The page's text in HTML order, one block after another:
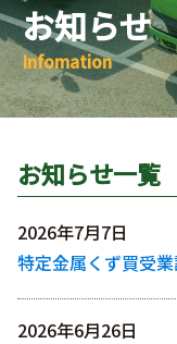
お知らせ
Infomation
お知らせ一覧
2026年7月7日
特定金属くず買受
2026年6月26日